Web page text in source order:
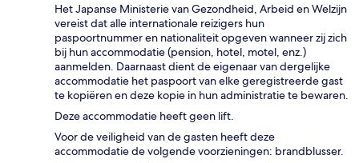
Het Japanse Ministerie van Gezondheid, Arbeid en Welzijn
vereist dat alle internationale reizigers hun
paspoortnummer en nationaliteit opgeven wanneer zij zich
bij hun accommodatie (pension, hotel, motel, enz.)
aanmelden. Daarnaast dient de eigenaar van dergelijke
accommodatie het paspoort van elke geregistreerde gast
te kopiëren en deze kopie in hun administratie te bewaren.
Deze accommodatie heeft geen lift.
Voor de veiligheid van de gasten heeft deze
accommodatie de volgende voorzieningen: brandblusser.